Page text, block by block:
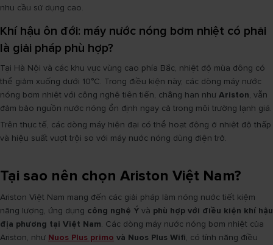
nhu cầu sử dụng cao.
Khí hậu ôn đới: máy nước nóng bơm nhiệt có phải
là giải pháp phù hợp?
Tại Hà Nội và các khu vực vùng cao phía Bắc, nhiệt độ mùa đông có
thể giảm xuống dưới 10°C. Trong điều kiện này, các dòng máy nước
nóng bơm nhiệt với công nghệ tiên tiến, chẳng hạn như Ariston, vẫn
đảm bảo nguồn nước nóng ổn định ngay cả trong môi trường lạnh giá.
Trên thực tế, các dòng máy hiện đại có thể hoạt động ở nhiệt độ thấp
và hiệu suất vượt trội so với máy nước nóng dùng điện trở.
Tại sao nên chọn Ariston Việt Nam?
Ariston Việt Nam mang đến các giải pháp làm nóng nước tiết kiệm
năng lượng, ứng dụng công nghệ Ý và phù hợp với điều kiện khí hậu
địa phương tại Việt Nam. Các dòng máy nước nóng bơm nhiệt của
Ariston, như Nuos Plus primo và Nuos Plus Wifi, có tính năng điều